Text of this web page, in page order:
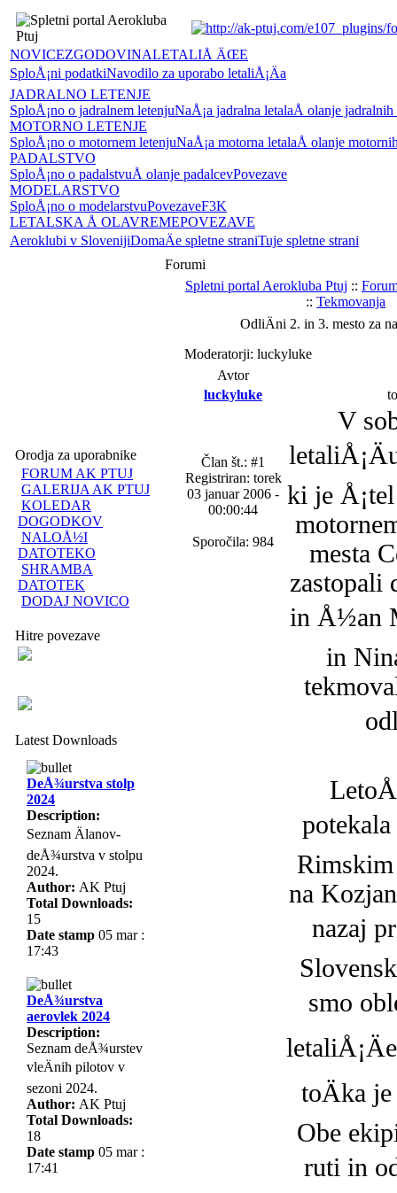
NOVICEZGODOVINALETALIÅ ÄŒE
SploÅ¡ni podatkiNavodilo za uporabo letaliÅ¡Äa
JADRALNO LETENJE
SploÅ¡no o jadralnem letenjuNaÅ¡a jadralna letalaÅ olanje
MOTORNO LETENJE
SploÅ¡no o motornem letenjuNaÅ¡a motorna letalaÅ olanje
PADALSTVO
SploÅ¡no o padalstvuÅ olanje padalcevPovezave
MODELARSTVO
SploÅ¡no o modelarstvuPovezaveF3K
LETALSKA Å OLAVREMEPOVEZAVE
Aeroklubi v SlovenijiDomaÄe spletne straniTuje spletne strani
Orodja za uporabnike
FORUM AK PTUJ
GALERIJA AK PTUJ
KOLEDAR
DOGODKOV
NALOÅ½I
DATOTEKO
SHRAMBA
DATOTEK
DODAJ NOVICO
Hitre povezave
Latest Downloads
DeÅ¾urstva stolp
2024
Description:
Seznam Älanov-
deÅ¾urstva v stolpu
2024.
Author: AK Ptuj
Total Downloads:
15
Date stamp 05 mar :
17:43
DeÅ¾urstva
aerovlek 2024
Description:
Seznam deÅ¾urstev
vleÄnih pilotov v
sezoni 2024.
Author: AK Ptuj
Total Downloads:
18
Date stamp 05 mar :
17:41
Forumi
Spletni portal Aerokluba Ptuj ::
:: Tekmovanja
OdliÄni 2. in 3. mesto za
Moderatorji: luckyluke
Avtor
luckyluke
Član št.: #1
Registriran: torek
03 januar 2006 -
00:00:44
Sporočila: 984
V
ki je
mesta
zastopali
in Å½an
in
na
nazaj
smo
toÄka
Obe
ruti in